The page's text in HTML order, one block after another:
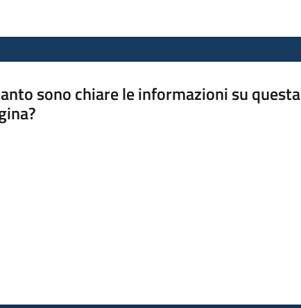
sono chiare le informazioni su questa